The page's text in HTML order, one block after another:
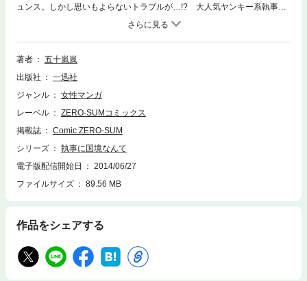
ュンス。しかし思いもよらないトラブルが…!? 大人気ヤンキー系執事見
著者
五十嵐嵐
出版社
一迅社
ジャンル
女性マンガ
レーベル
ZERO-SUMコミックス
掲載誌
Comic ZERO-SUM
シリーズ
執事に国境なんて
電子版配信開始日
2014/06/27
ファイルサイズ
89.56 MB
作品をシェアする